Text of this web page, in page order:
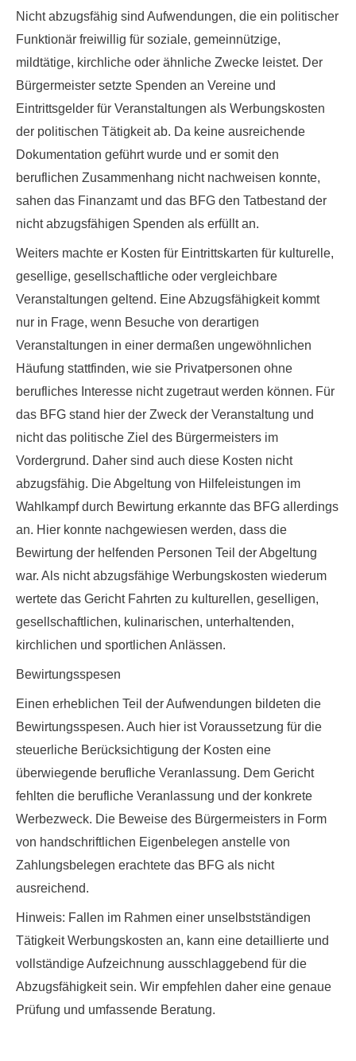
Nicht abzugsfähig sind Aufwendungen, die ein politischer
Funktionär freiwillig für soziale, gemeinnützige,
mildtätige, kirchliche oder ähnliche Zwecke leistet. Der
Bürgermeister setzte Spenden an Vereine und
Eintrittsgelder für Veranstaltungen als Werbungskosten
der politischen Tätigkeit ab. Da keine ausreichende
Dokumentation geführt wurde und er somit den
beruflichen Zusammenhang nicht nachweisen konnte,
sahen das Finanzamt und das BFG den Tatbestand der
nicht abzugsfähigen Spenden als erfüllt an.
Weiters machte er Kosten für Eintrittskarten für kulturelle,
gesellige, gesellschaftliche oder vergleichbare
Veranstaltungen geltend. Eine Abzugsfähigkeit kommt
nur in Frage, wenn Besuche von derartigen
Veranstaltungen in einer dermaßen ungewöhnlichen
Häufung stattfinden, wie sie Privatpersonen ohne
berufliches Interesse nicht zugetraut werden können. Für
das BFG stand hier der Zweck der Veranstaltung und
nicht das politische Ziel des Bürgermeisters im
Vordergrund. Daher sind auch diese Kosten nicht
abzugsfähig. Die Abgeltung von Hilfeleistungen im
Wahlkampf durch Bewirtung erkannte das BFG allerdings
an. Hier konnte nachgewiesen werden, dass die
Bewirtung der helfenden Personen Teil der Abgeltung
war. Als nicht abzugsfähige Werbungskosten wiederum
wertete das Gericht Fahrten zu kulturellen, geselligen,
gesellschaftlichen, kulinarischen, unterhaltenden,
kirchlichen und sportlichen Anlässen.
Bewirtungsspesen
Einen erheblichen Teil der Aufwendungen bildeten die
Bewirtungsspesen. Auch hier ist Voraussetzung für die
steuerliche Berücksichtigung der Kosten eine
überwiegende berufliche Veranlassung. Dem Gericht
fehlten die berufliche Veranlassung und der konkrete
Werbezweck. Die Beweise des Bürgermeisters in Form
von handschriftlichen Eigenbelegen anstelle von
Zahlungsbelegen erachtete das BFG als nicht
ausreichend.
Hinweis: Fallen im Rahmen einer unselbstständigen
Tätigkeit Werbungskosten an, kann eine detaillierte und
vollständige Aufzeichnung ausschlaggebend für die
Abzugsfähigkeit sein. Wir empfehlen daher eine genaue
Prüfung und umfassende Beratung.